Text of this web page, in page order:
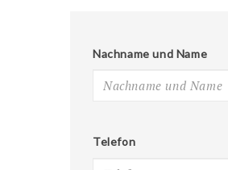
Nachname und Name
Telefon